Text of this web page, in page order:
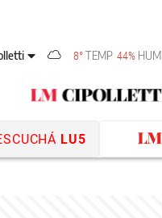
8° TEMP 44% HUM
LU5